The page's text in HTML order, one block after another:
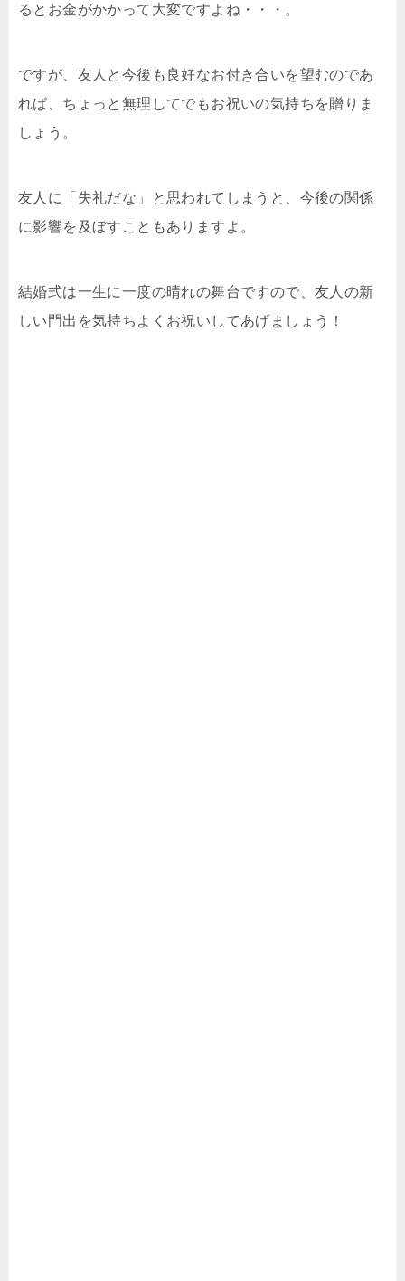
るとお金がかかって大変ですよね・・・。
ですが、友人と今後も良好なお付き合いを望むのであ
れば、ちょっと無理してでもお祝いの気持ちを贈りま
しょう。
友人に「失礼だな」と思われてしまうと、今後の関係
に影響を及ぼすこともありますよ。
結婚式は一生に一度の晴れの舞台ですので、友人の新
しい門出を気持ちよくお祝いしてあげましょう！